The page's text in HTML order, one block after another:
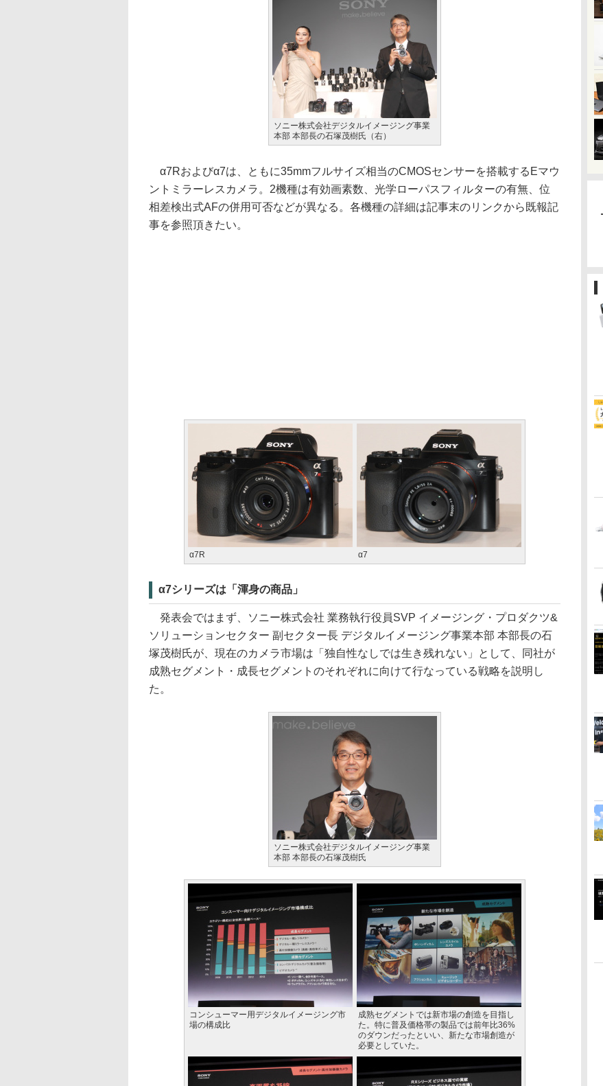
ソニー株式会社デジタルイメージング事業
本部 本部長の石塚茂樹氏（右）
α7Rおよびα7は、ともに35mmフルサイズ相当のCMOSセンサーを搭載するEマウ
ントミラーレスカメラ。2機種は有効画素数、光学ローパスフィルターの有無、位
相差検出式AFの併用可否などが異なる。各機種の詳細は記事末のリンクから既報記
事を参照頂きたい。
α7R α7
α7シリーズは「渾身の商品」
発表会ではまず、ソニー株式会社 業務執行役員SVP イメージング・プロダクツ&
ソリューションセクター 副セクター長 デジタルイメージング事業本部 本部長の石
塚茂樹氏が、現在のカメラ市場は「独自性なしでは生き残れない」として、同社が
成熟セグメント・成長セグメントのそれぞれに向けて行なっている戦略を説明し
た。
ソニー株式会社デジタルイメージング事業
本部 本部長の石塚茂樹氏
コンシューマー用デジタルイメージング市
場の構成比
成熟セグメントでは新市場の創造を目指し
た。特に普及価格帯の製品では前年比36%
のダウンだったといい、新たな市場創造が
必要としていた。